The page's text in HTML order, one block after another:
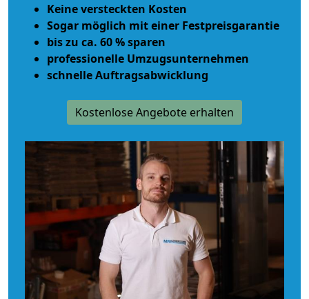
Keine versteckten Kosten
Sogar möglich mit einer Festpreisgarantie
bis zu ca. 60 % sparen
professionelle Umzugsunternehmen
schnelle Auftragsabwicklung
Kostenlose Angebote erhalten